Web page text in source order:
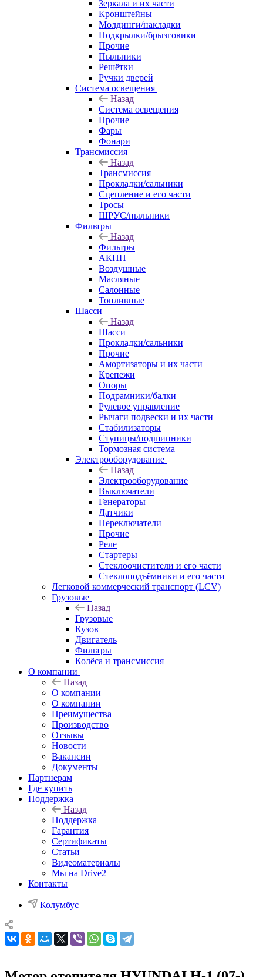
Зеркала и их части
Кронштейны
Молдинги/накладки
Подкрылки/брызговики
Прочие
Пыльники
Решётки
Ручки дверей
Система освещения
Назад
Система освещения
Прочие
Фары
Фонари
Трансмиссия
Назад
Трансмиссия
Прокладки/сальники
Сцепление и его части
Тросы
ШРУС/пыльники
Фильтры
Назад
Фильтры
АКПП
Воздушные
Масляные
Салонные
Топливные
Шасси
Назад
Шасси
Прокладки/сальники
Прочие
Амортизаторы и их части
Крепежи
Опоры
Подрамники/балки
Рулевое управление
Рычаги подвески и их части
Стабилизаторы
Ступицы/подшипники
Тормозная система
Электрооборудование
Назад
Электрооборудование
Выключатели
Генераторы
Датчики
Переключатели
Прочие
Реле
Стартеры
Стеклоочистители и его части
Стеклоподъёмники и его части
Легковой коммерческий транспорт (LCV)
Грузовые
Назад
Грузовые
Кузов
Двигатель
Фильтры
Колёса и трансмиссия
О компании
Назад
О компании
О компании
Преимущества
Производство
Отзывы
Новости
Вакансии
Документы
Партнерам
Где купить
Поддержка
Назад
Поддержка
Гарантия
Сертификаты
Статьи
Видеоматериалы
Мы на Drive2
Контакты
Колумбус